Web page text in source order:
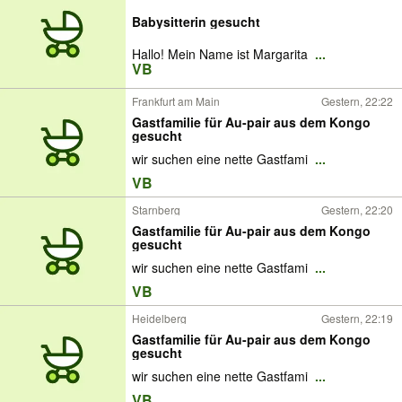
Babysitterin gesucht
Hallo! Mein Name ist Margarita ...
VB
Frankfurt am Main Gestern, 22:22
Gastfamilie für Au-pair aus dem Kongo
gesucht
wir suchen eine nette Gastfami ...
VB
Starnberg Gestern, 22:20
Gastfamilie für Au-pair aus dem Kongo
gesucht
wir suchen eine nette Gastfami ...
VB
Heidelberg Gestern, 22:19
Gastfamilie für Au-pair aus dem Kongo
gesucht
wir suchen eine nette Gastfami ...